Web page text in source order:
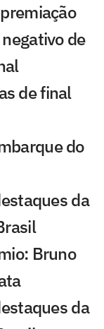
de
de final
do
da
Bruno
da